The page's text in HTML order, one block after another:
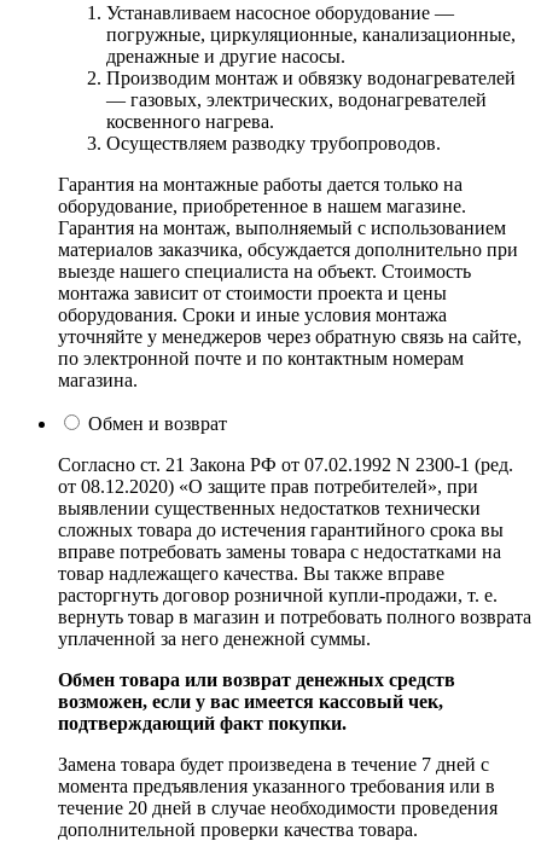
Устанавливаем насосное оборудование —
погружные, циркуляционные, канализационные,
дренажные и другие насосы.
Производим монтаж и обвязку водонагревателей
— газовых, электрических, водонагревателей
косвенного нагрева.
Осуществляем разводку трубопроводов.
Гарантия на монтажные работы дается только на
оборудование, приобретенное в нашем магазине.
Гарантия на монтаж, выполняемый с использованием
материалов заказчика, обсуждается дополнительно при
выезде нашего специалиста на объект. Стоимость
монтажа зависит от стоимости проекта и цены
оборудования. Сроки и иные условия монтажа
уточняйте у менеджеров через обратную связь на сайте,
по электронной почте и по контактным номерам
магазина.
Обмен и возврат
Согласно ст. 21 Закона РФ от 07.02.1992 N 2300-1 (ред.
от 08.12.2020) «О защите прав потребителей», при
выявлении существенных недостатков технически
сложных товара до истечения гарантийного срока вы
вправе потребовать замены товара с недостатками на
товар надлежащего качества. Вы также вправе
расторгнуть договор розничной купли-продажи, т. е.
вернуть товар в магазин и потребовать полного возврата
уплаченной за него денежной суммы.
Обмен товара или возврат денежных средств
возможен, если у вас имеется кассовый чек,
подтверждающий факт покупки.
Замена товара будет произведена в течение 7 дней с
момента предъявления указанного требования или в
течение 20 дней в случае необходимости проведения
дополнительной проверки качества товара.